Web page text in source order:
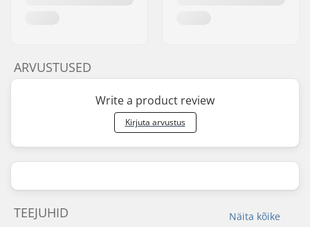
ARVUSTUSED
Write a product review
Kirjuta arvustus
Näita kõike
TEEJUHID